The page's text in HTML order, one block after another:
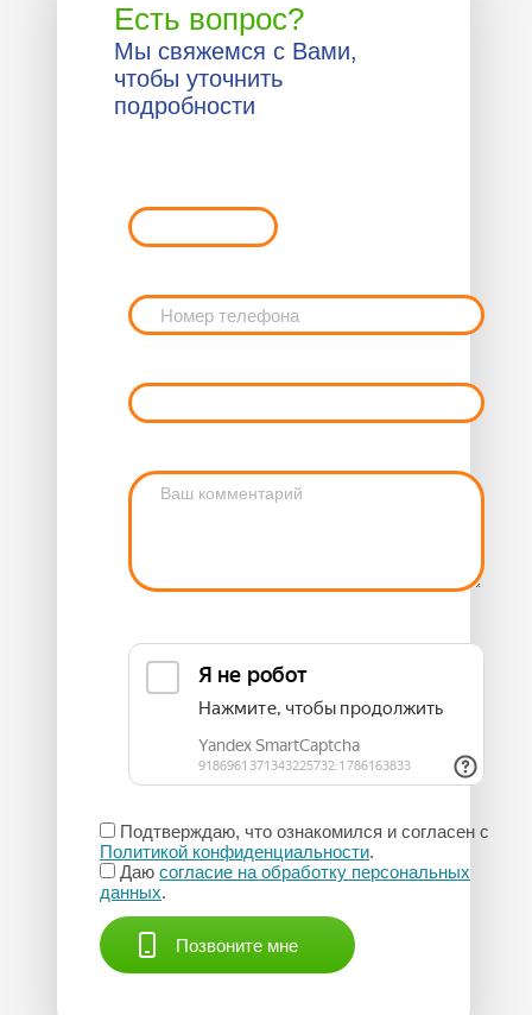
Есть вопрос?
Мы свяжемся с Вами,
чтобы уточнить
подробности
Подтверждаю, что ознакомился и согласен с
Политикой конфиденциальности.
Даю согласие на обработку персональных
данных.
Позвоните мне